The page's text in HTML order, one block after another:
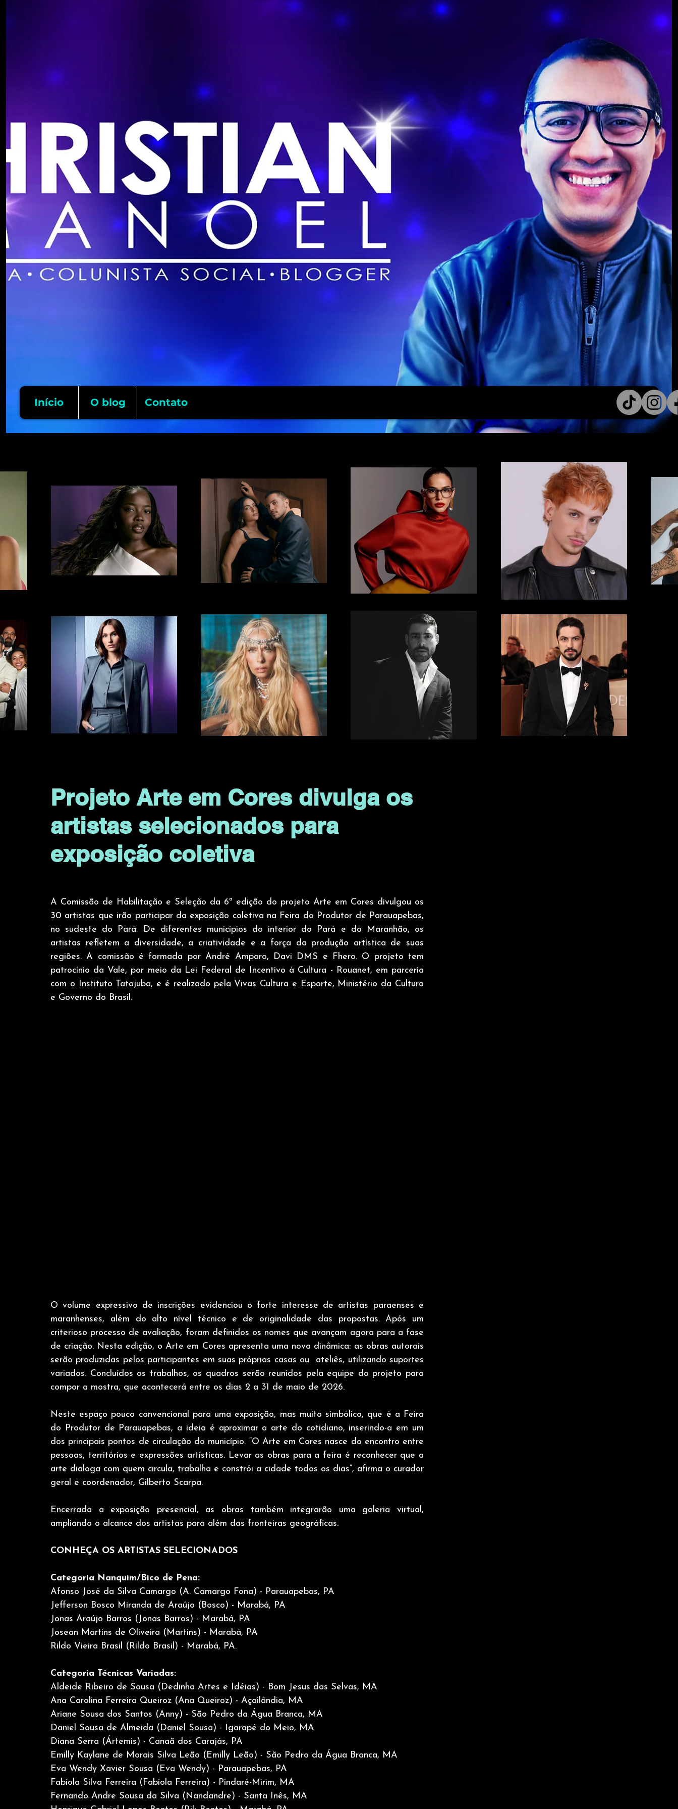
Início O blog Contato
Projeto Arte em Cores divulga os
artistas selecionados para
exposição coletiva
A Comissão de Habilitação e Seleção da 6ª edição do projeto Arte em Cores divulgou os
30 artistas que irão participar da exposição coletiva na Feira do Produtor de Parauapebas,
no sudeste do Pará. De diferentes municípios do interior do Pará e do Maranhão, os
artistas refletem a diversidade, a criatividade e a força da produção artística de suas
regiões. A comissão é formada por André Amparo, Davi DMS e Fhero. O projeto tem
patrocínio da Vale, por meio da Lei Federal de Incentivo à Cultura - Rouanet, em parceria
com o Instituto Tatajuba, e é realizado pela Vivas Cultura e Esporte, Ministério da Cultura
e Governo do Brasil.
O volume expressivo de inscrições evidenciou o forte interesse de artistas paraenses e
maranhenses, além do alto nível técnico e de originalidade das propostas. Após um
criterioso processo de avaliação, foram definidos os nomes que avançam agora para a fase
de criação. Nesta edição, o Arte em Cores apresenta uma nova dinâmica: as obras autorais
serão produzidas pelos participantes em suas próprias casas ou  ateliês, utilizando suportes
variados. Concluídos os trabalhos, os quadros serão reunidos pela equipe do projeto para
compor a mostra, que acontecerá entre os dias 2 a 31 de maio de 2026.
Neste espaço pouco convencional para uma exposição, mas muito simbólico, que é a Feira
do Produtor de Parauapebas, a ideia é aproximar a arte do cotidiano, inserindo-a em um
dos principais pontos de circulação do município. “O Arte em Cores nasce do encontro entre
pessoas, territórios e expressões artísticas. Levar as obras para a feira é reconhecer que a
arte dialoga com quem circula, trabalha e constrói a cidade todos os dias”, afirma o curador
geral e coordenador, Gilberto Scarpa.
Encerrada a exposição presencial, as obras também integrarão uma galeria virtual,
ampliando o alcance dos artistas para além das fronteiras geográficas.
CONHEÇA OS ARTISTAS SELECIONADOS
Categoria Nanquim/Bico de Pena:
Afonso José da Silva Camargo (A. Camargo Fona) - Parauapebas, PA
Jefferson Bosco Miranda de Araújo (Bosco) - Marabá, PA
Jonas Araújo Barros (Jonas Barros) - Marabá, PA
Josean Martins de Oliveira (Martins) - Marabá, PA
Rildo Vieira Brasil (Rildo Brasil) - Marabá, PA.
Categoria Técnicas Variadas:
Aldeide Ribeiro de Sousa (Dedinha Artes e Idéias) - Bom Jesus das Selvas, MA
Ana Carolina Ferreira Queiroz (Ana Queiroz) - Açailândia, MA
Ariane Sousa dos Santos (Anny) - São Pedro da Água Branca, MA
Daniel Sousa de Almeida (Daniel Sousa) - Igarapé do Meio, MA
Diana Serra (Ártemis) - Canaã dos Carajás, PA
Emilly Kaylane de Morais Silva Leão (Emilly Leão) - São Pedro da Água Branca, MA
Eva Wendy Xavier Sousa (Eva Wendy) - Parauapebas, PA
Fabíola Silva Ferreira (Fabíola Ferreira) - Pindaré-Mirim, MA
Fernando Andre Sousa da Silva (Nandandre) - Santa Inês, MA